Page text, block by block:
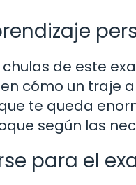
de este
en cómo un
te queda
según las
para el